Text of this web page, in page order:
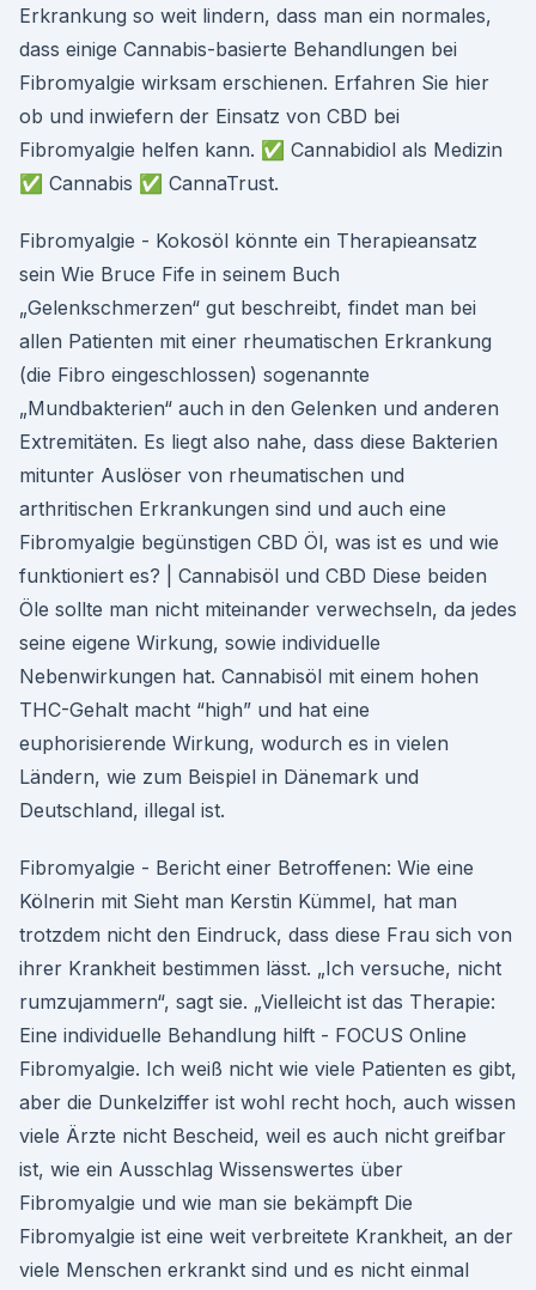
Erkrankung so weit lindern, dass man ein normales,
dass einige Cannabis-basierte Behandlungen bei
Fibromyalgie wirksam erschienen. Erfahren Sie hier
ob und inwiefern der Einsatz von CBD bei
Fibromyalgie helfen kann. ✅ Cannabidiol als Medizin
✅ Cannabis ✅ CannaTrust.
Fibromyalgie - Kokosöl könnte ein Therapieansatz
sein Wie Bruce Fife in seinem Buch
„Gelenkschmerzen“ gut beschreibt, findet man bei
allen Patienten mit einer rheumatischen Erkrankung
(die Fibro eingeschlossen) sogenannte
„Mundbakterien“ auch in den Gelenken und anderen
Extremitäten. Es liegt also nahe, dass diese Bakterien
mitunter Auslöser von rheumatischen und
arthritischen Erkrankungen sind und auch eine
Fibromyalgie begünstigen CBD Öl, was ist es und wie
funktioniert es? | Cannabisöl und CBD Diese beiden
Öle sollte man nicht miteinander verwechseln, da jedes
seine eigene Wirkung, sowie individuelle
Nebenwirkungen hat. Cannabisöl mit einem hohen
THC-Gehalt macht “high” und hat eine
euphorisierende Wirkung, wodurch es in vielen
Ländern, wie zum Beispiel in Dänemark und
Deutschland, illegal ist.
Fibromyalgie - Bericht einer Betroffenen: Wie eine
Kölnerin mit Sieht man Kerstin Kümmel, hat man
trotzdem nicht den Eindruck, dass diese Frau sich von
ihrer Krankheit bestimmen lässt. „Ich versuche, nicht
rumzujammern“, sagt sie. „Vielleicht ist das Therapie:
Eine individuelle Behandlung hilft - FOCUS Online
Fibromyalgie. Ich weiß nicht wie viele Patienten es gibt,
aber die Dunkelziffer ist wohl recht hoch, auch wissen
viele Ärzte nicht Bescheid, weil es auch nicht greifbar
ist, wie ein Ausschlag Wissenswertes über
Fibromyalgie und wie man sie bekämpft Die
Fibromyalgie ist eine weit verbreitete Krankheit, an der
viele Menschen erkrankt sind und es nicht einmal